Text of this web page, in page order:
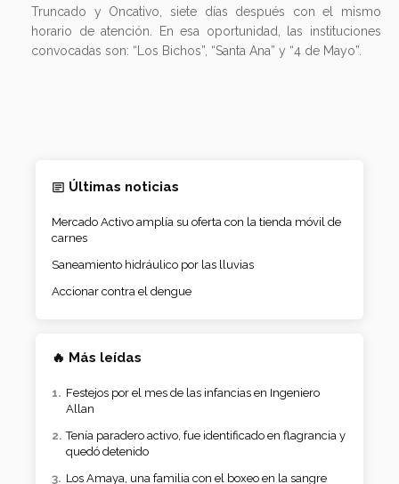
Truncado y Oncativo, siete días después con el mismo
horario de atención. En esa oportunidad, las instituciones
convocadas son: “Los Bichos”, “Santa Ana” y “4 de Mayo”.
Últimas noticias
Mercado Activo amplía su oferta con la tienda móvil de
carnes
Saneamiento hidráulico por las lluvias
Accionar contra el dengue
🔥 Más leídas
Festejos por el mes de las infancias en Ingeniero
Allan
Tenía paradero activo, fue identificado en flagrancia y
quedó detenido
Los Amaya, una familia con el boxeo en la sangre